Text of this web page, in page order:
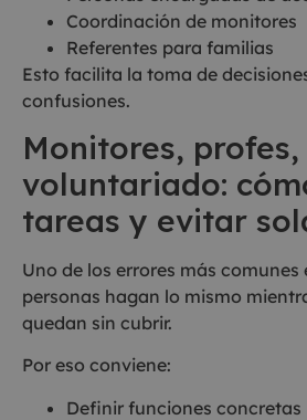
Coordinación de monitores
Referentes para familias
Esto facilita la toma de
confusiones.
Monitores, profes,
voluntariado:
tareas y evitar
Uno de los errores más comunes
personas hagan lo mismo
quedan sin cubrir.
Por eso conviene:
Definir funciones concretas